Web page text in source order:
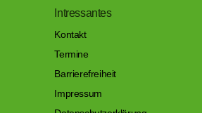
Intressantes
Kontakt
Termine
Barrierefreiheit
Impressum